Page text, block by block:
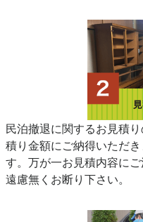
民泊撤退に関するお見積
積り金額にご納得いただ
す。万が一お見積内容に
遠慮無くお断り下さい。